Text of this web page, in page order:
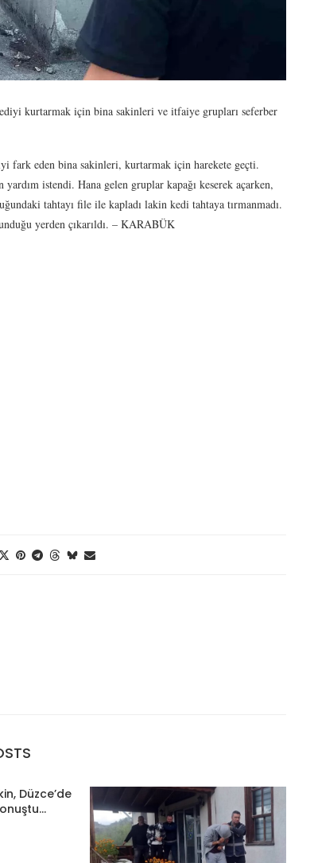
kurtarmak için bina sakinleri ve itfaiye grupları seferber
fark eden bina sakinleri, kurtarmak için harekete geçti.
istendi. Hana gelen gruplar kapağı keserek açarken,
tahtayı file ile kapladı lakin kedi tahtaya tırmanmadı.
yerden çıkarıldı. – KARABÜK
Düzce’de